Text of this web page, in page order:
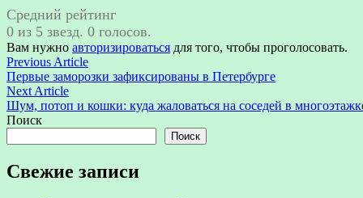
Средний рейтинг
0 из 5 звезд. 0 голосов.
Вам нужно авторизироваться для того, чтобы проголосовать.
Навигация
по
записям
Previous ArticlePrevious
article:
Первые заморозки зафиксированы в Петербурге
Next ArticleNext
article:
Шум, потоп и кошки: куда жаловаться на соседей в
Поиск
Поиск
Свежие записи